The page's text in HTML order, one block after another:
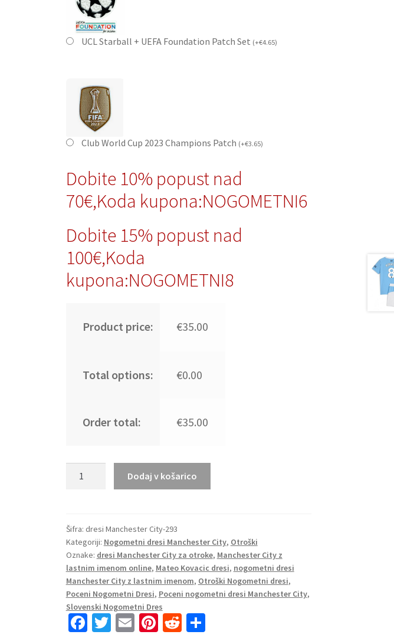
UCL Starball + UEFA Foundation Patch Set (+€4.65)
Club World Cup 2023 Champions Patch (+€3.65)
Dobite 10% popust nad
70€,Koda kupona:NOGOMETNI6
Dobite 15% popust nad
100€,Koda
kupona:NOGOMETNI8
Product price: €35.00
Total options: €0.00
Order total: €35.00
Mateo
Kovacic
#8
Manchester
City
Tretji
2025-
26
Dodaj v košarico
Šifra: dresi Manchester City-293
Kategoriji: Nogometni dresi Manchester City, Otroški
Oznake: dresi Manchester City za otroke, Manchester City z
lastnim imenom online, Mateo Kovacic dresi, nogometni dresi
Manchester City z lastnim imenom, Otroški Nogometni dresi,
Poceni Nogometni Dresi, Poceni nogometni dresi Manchester City,
Slovenski Nogometni Dres
Fa T E Pi R S